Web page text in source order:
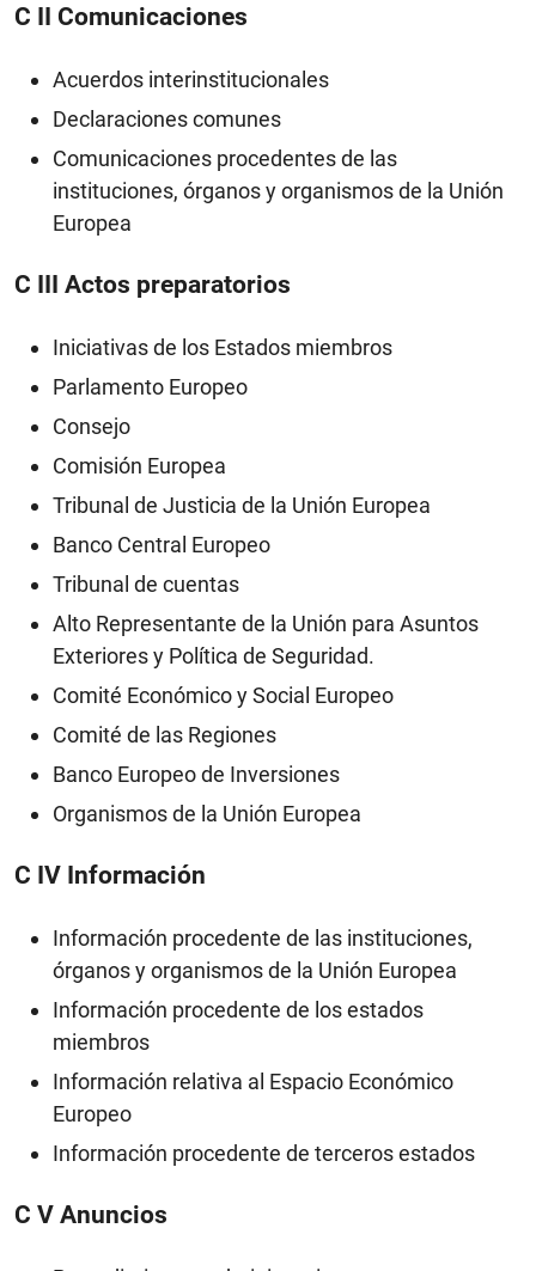
C II Comunicaciones
Acuerdos interinstitucionales
Declaraciones comunes
Comunicaciones procedentes de las
instituciones, órganos y organismos de la Unión
Europea
C III Actos preparatorios
Iniciativas de los Estados miembros
Parlamento Europeo
Consejo
Comisión Europea
Tribunal de Justicia de la Unión Europea
Banco Central Europeo
Tribunal de cuentas
Alto Representante de la Unión para Asuntos
Exteriores y Política de Seguridad.
Comité Económico y Social Europeo
Comité de las Regiones
Banco Europeo de Inversiones
Organismos de la Unión Europea
C IV Información
Información procedente de las instituciones,
órganos y organismos de la Unión Europea
Información procedente de los estados
miembros
Información relativa al Espacio Económico
Europeo
Información procedente de terceros estados
C V Anuncios